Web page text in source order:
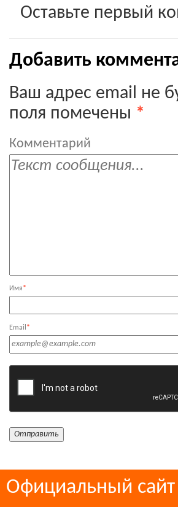
Оставьте первый
Добавить
Ваш адрес email не
поля помечены *
Комментарий
Имя*
Email *
Официальный